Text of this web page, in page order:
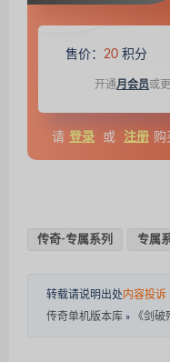
售价： 20 积分
开通月会员或
请 登录 或 注册 购
传奇-专属系列 专属
转载请说明出处 内容投诉
传奇单机版本库 » 《剑